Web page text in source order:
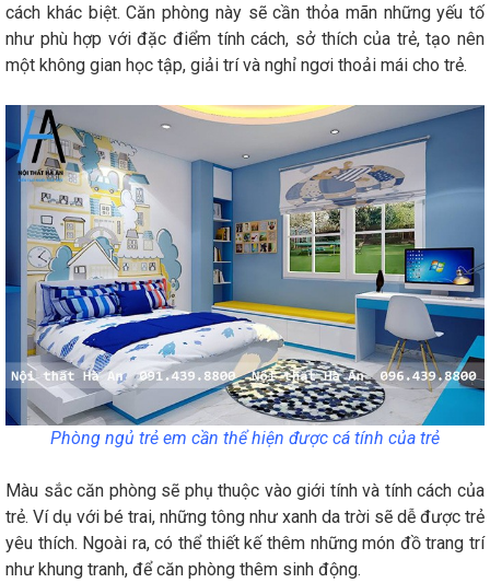
cách khác biệt. Căn phòng này sẽ cần thỏa mãn những yếu tố
như phù hợp với đặc điểm tính cách, sở thích của trẻ, tạo nên
một không gian học tập, giải trí và nghỉ ngơi thoải mái cho trẻ.
Phòng ngủ trẻ em cần thể hiện được cá tính của trẻ
Màu sắc căn phòng sẽ phụ thuộc vào giới tính và tính cách của
trẻ. Ví dụ với bé trai, những tông như xanh da trời sẽ dễ được trẻ
yêu thích. Ngoài ra, có thể thiết kế thêm những món đồ trang trí
như khung tranh, để căn phòng thêm sinh động.